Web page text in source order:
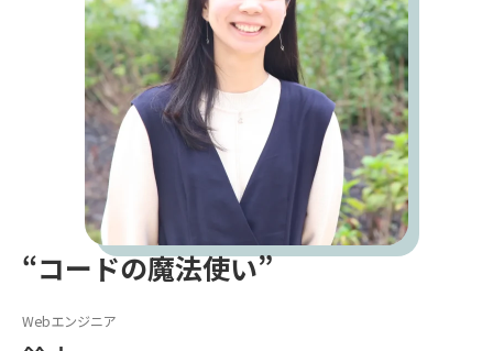
“コードの魔法使い”
Webエンジニア